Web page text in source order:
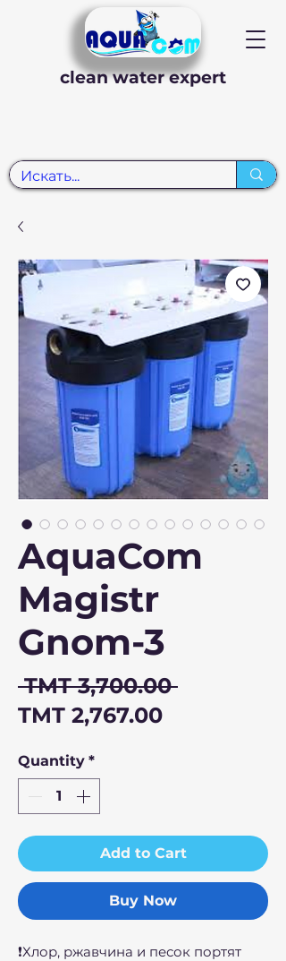
clean water expert
AquaCom
Magistr
Gnom-3
TMT 3,700.00 Regular
TMT 2,767.00Sale
Quantity *
Add to Cart
Buy Now
❗Хлор, ржавчина и песок портят